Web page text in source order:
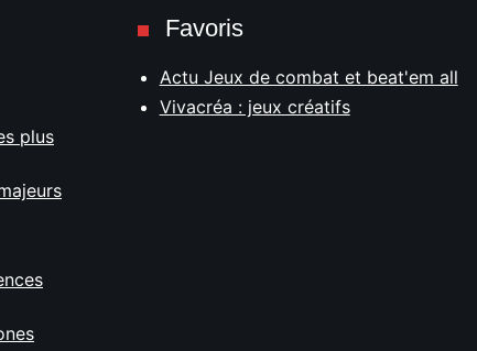
plus
Favoris
Actu Jeux de combat et beat'em all
Vivacréa : jeux créatifs